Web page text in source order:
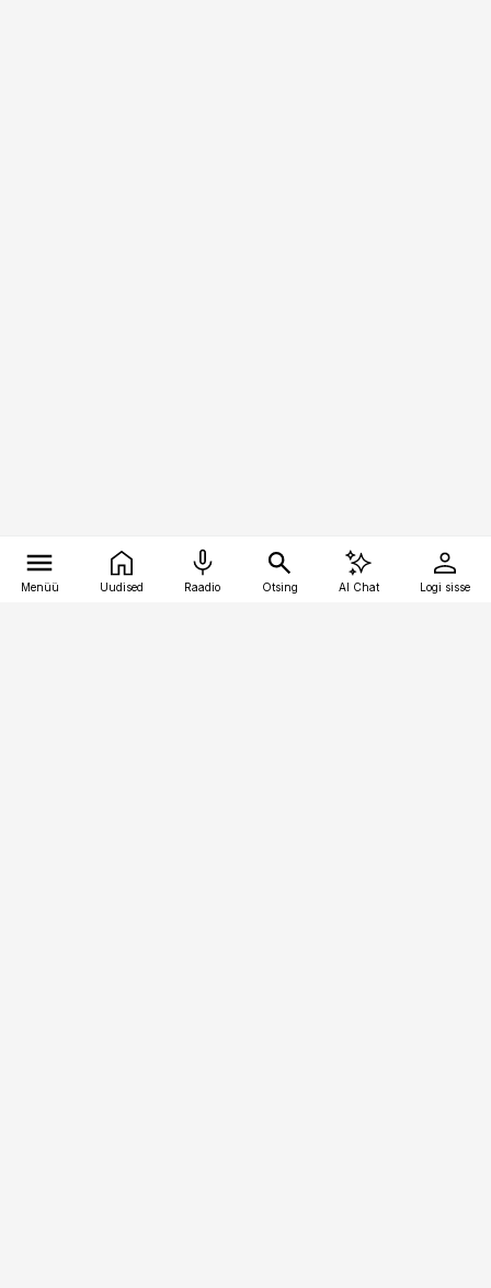
Menüü Uudised Raadio Otsing AI Chat Logi sisse